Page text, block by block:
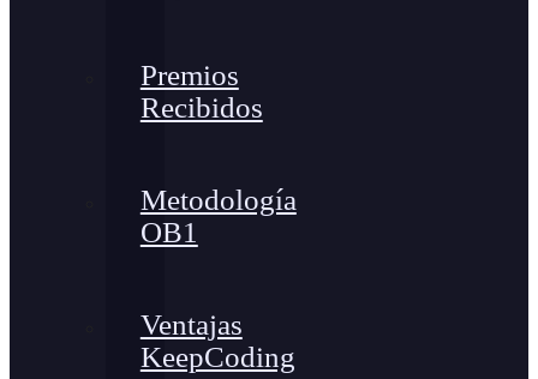
Premios
Recibidos
Metodología
OB1
Ventajas
KeepCoding